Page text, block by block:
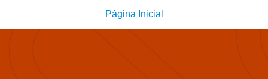
Página Inicial